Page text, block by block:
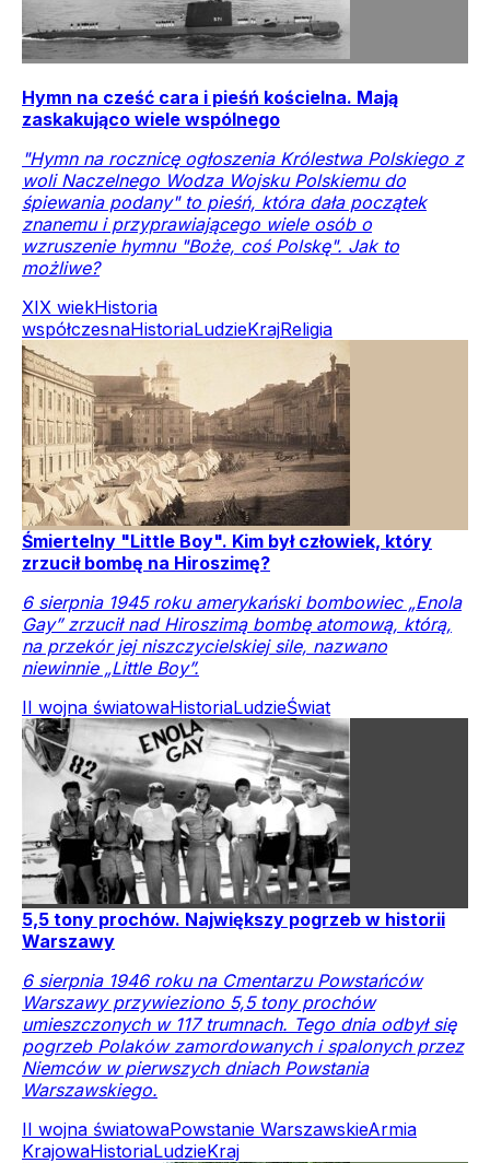
Hymn na cześć cara i pieśń kościelna. Mają
zaskakująco wiele wspólnego
"Hymn na rocznicę ogłoszenia Królestwa Polskiego z
woli Naczelnego Wodza Wojsku Polskiemu do
śpiewania podany" to pieśń, która dała początek
znanemu i przyprawiającego wiele osób o
wzruszenie hymnu "Boże, coś Polskę". Jak to
możliwe?
XIX wiekHistoria
współczesnaHistoriaLudzieKrajReligia
Śmiertelny "Little Boy". Kim był człowiek, który
zrzucił bombę na Hiroszimę?
6 sierpnia 1945 roku amerykański bombowiec „Enola
Gay” zrzucił nad Hiroszimą bombę atomową, którą,
na przekór jej niszczycielskiej sile, nazwano
niewinnie „Little Boy”.
II wojna światowaHistoriaLudzieŚwiat
5,5 tony prochów. Największy pogrzeb w historii
Warszawy
6 sierpnia 1946 roku na Cmentarzu Powstańców
Warszawy przywieziono 5,5 tony prochów
umieszczonych w 117 trumnach. Tego dnia odbył się
pogrzeb Polaków zamordowanych i spalonych przez
Niemców w pierwszych dniach Powstania
Warszawskiego.
II wojna światowaPowstanie WarszawskieArmia
KrajowaHistoriaLudzieKraj